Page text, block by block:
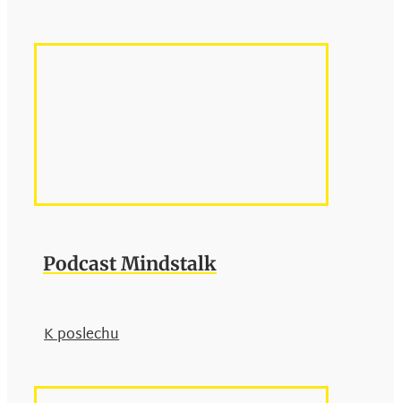
Podcast Mindstalk
K poslechu